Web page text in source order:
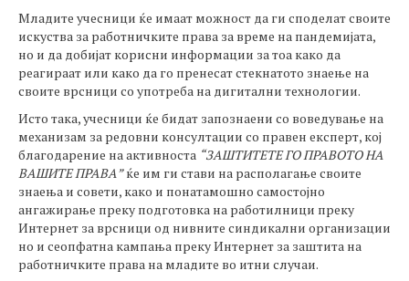
Младите учесници ќе имаат можност да ги споделат своите
искуства за работничките права за време на пандемијата,
но и да добијат корисни информации за тоа како да
реагираат или како да го пренесат стекнатото знаење на
своите врсници со употреба на дигитални технологии.
Исто така, учесници ќе бидат запознаени со воведување на
механизам за редовни консултации со правен експерт, кој
благодарение на активноста “ЗАШТИТЕТЕ ГО ПРАВОТО НА
ВАШИТЕ ПРАВА”ќе им ги стави на располагање своите
знаења и совети, како и понатамошно самостојно
ангажирање преку подготовка на работилници преку
Интернет за врсници од нивните синдикални организации
но и сеопфатна кампања преку Интернет за заштита на
работничките права на младите во итни случаи.